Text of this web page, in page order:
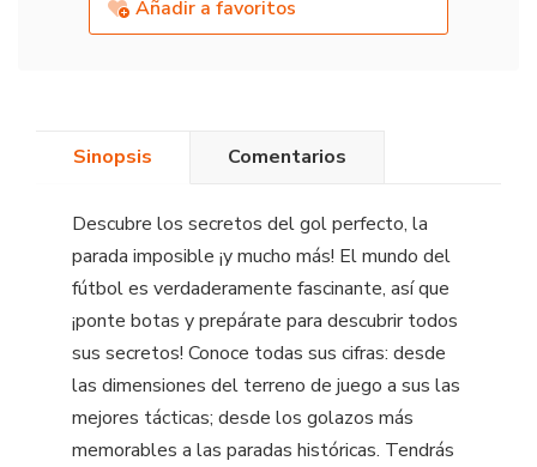
Añadir a favoritos
Sinopsis Comentarios
Descubre los secretos del gol perfecto, la
parada imposible ¡y mucho más! El mundo del
fútbol es verdaderamente fascinante, así que
¡ponte botas y prepárate para descubrir todos
sus secretos! Conoce todas sus cifras: desde
las dimensiones del terreno de juego a sus las
mejores tácticas; desde los golazos más
memorables a las paradas históricas. Tendrás